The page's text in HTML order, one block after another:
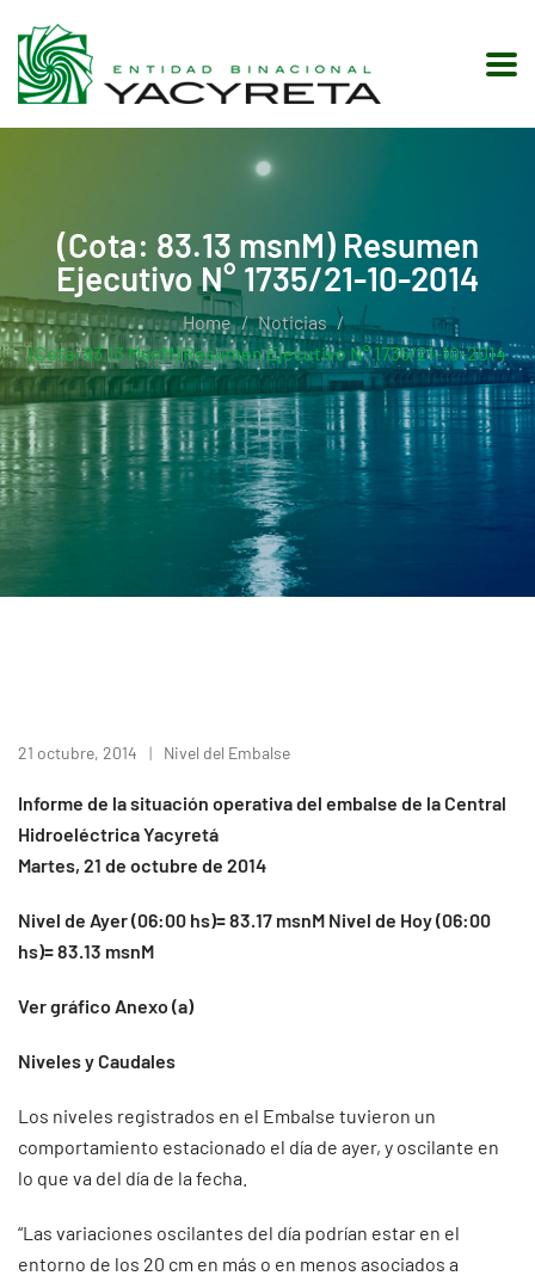
(Cota: 83.13 msnM) Resumen
Ejecutivo N° 1735/21-10-2014
Home
Noticias
(Cota: 83.13 MsnM) Resumen Ejecutivo N° 1735/21-10-2014
21 octubre, 2014 Nivel del Embalse
Informe de la situación operativa del embalse de la Central
Hidroeléctrica Yacyretá
Martes, 21 de octubre de 2014
Nivel de Ayer (06:00 hs)= 83.17 msnM Nivel de Hoy (06:00
hs)= 83.13 msnM
Ver gráfico Anexo (a)
Niveles y Caudales
Los niveles registrados en el Embalse tuvieron un
comportamiento estacionado el día de ayer, y oscilante en
lo que va del día de la fecha.
“Las variaciones oscilantes del día podrían estar en el
entorno de los 20 cm en más o en menos asociados a